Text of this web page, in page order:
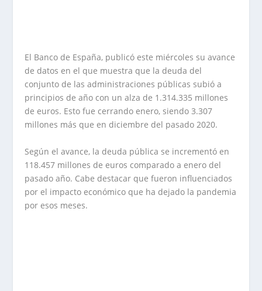
El Banco de España, publicó este miércoles su avance
de datos en el que muestra que la deuda del
conjunto de las administraciones públicas subió a
principios de año con un alza de 1.314.335 millones
de euros. Esto fue cerrando enero, siendo 3.307
millones más que en diciembre del pasado 2020.
Según el avance, la deuda pública se incrementó en
118.457 millones de euros comparado a enero del
pasado año. Cabe destacar que fueron influenciados
por el impacto económico que ha dejado la pandemia
por esos meses.